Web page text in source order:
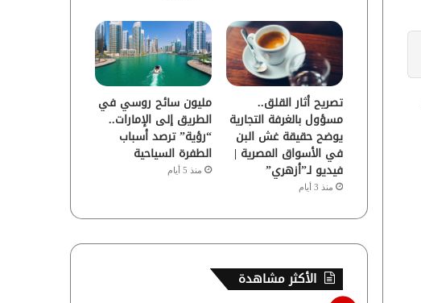
تصريح أثار القلق..
مسؤول بالغرفة التجارية
يوضح حقيقة غش البن
في الأسواق المصرية |
فيديو لـ”أزهري”
منذ 3 أيام
مليون سائح روسي في
الطريق إلى الإمارات..
“رؤية” ترصد أسباب
الطفرة السياحية
منذ 5 أيام
الأكثر مشاهدة